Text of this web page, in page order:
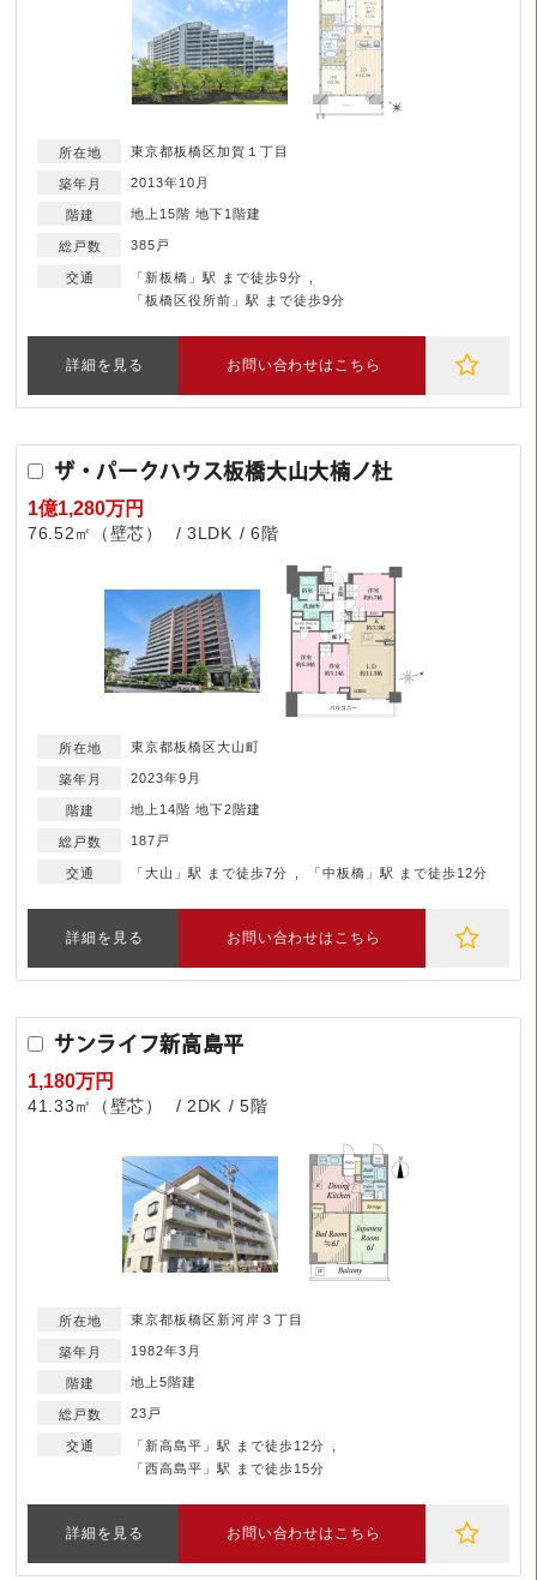
東京都板橋区加賀１丁目
2013年10月
地上15階 地下1階建
385戸
「新板橋」駅 まで徒歩9分
「板橋区役所前」駅 まで徒歩9分
詳細を見る お問い合わせはこちら
ザ・パークハウス板橋大山大楠ノ杜
1億1,280万円
76.52㎡（壁芯） 3LDK 6階
東京都板橋区大山町
2023年9月
地上14階 地下2階建
187戸
「大山」駅 まで徒歩7分 「中板橋」駅 まで徒歩12分
詳細を見る お問い合わせはこちら
サンライフ新高島平
1,180万円
41.33㎡（壁芯） 2DK 5階
東京都板橋区新河岸３丁目
1982年3月
地上5階建
23戸
「新高島平」駅 まで徒歩12分
「西高島平」駅 まで徒歩15分
詳細を見る お問い合わせはこちら